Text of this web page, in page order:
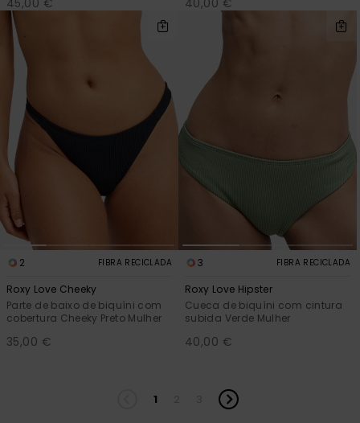
45,00 € 40,00 €
2 FIBRA RECICLADA
Roxy Love Cheeky
Parte de baixo de biquíni com
cobertura Cheeky Preto Mulher
35,00 €
3 FIBRA RECICLADA
Roxy Love Hipster
Cueca de biquíni com cintura
subida Verde Mulher
40,00 €
1